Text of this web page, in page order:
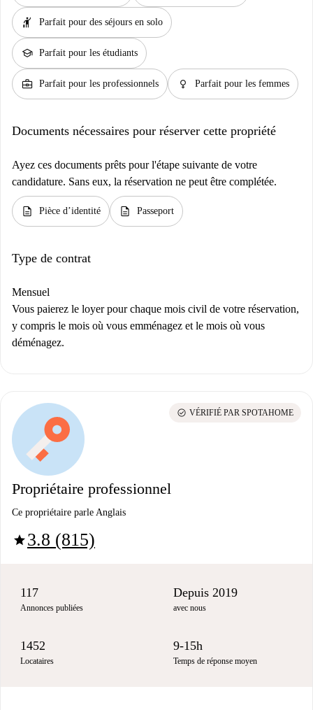
hail Parfait pour des séjours en solo
school Parfait pour les étudiants
business_center Parfait pour les professionnels female Parfait pour les femmes
Documents nécessaires pour réserver cette propriété
Ayez ces documents prêts pour l'étape suivante de votre
candidature. Sans eux, la réservation ne peut être complétée.
description Pièce d’identité description Passeport
Type de contrat
Mensuel
Vous paierez le loyer pour chaque mois civil de votre réservation,
y compris le mois où vous emménagez et le mois où vous
déménagez.
Propriétaire professionnel
Ce propriétaire parle Anglais
star3.8 (815)
check_circle VÉRIFIÉ PAR SPOTAHOME
117
Annonces publiées
Depuis 2019
avec nous
1452
Locataires
9-15h
Temps de réponse moyen